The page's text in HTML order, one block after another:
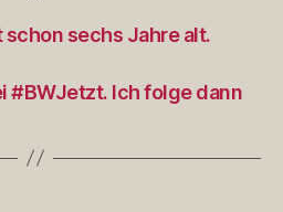
sechs Jahre alt.
#BWJetzt. Ich folge dann